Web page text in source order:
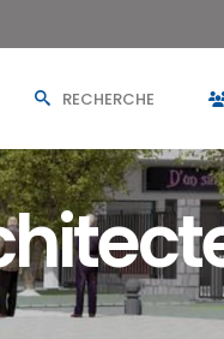
RECHERCHE